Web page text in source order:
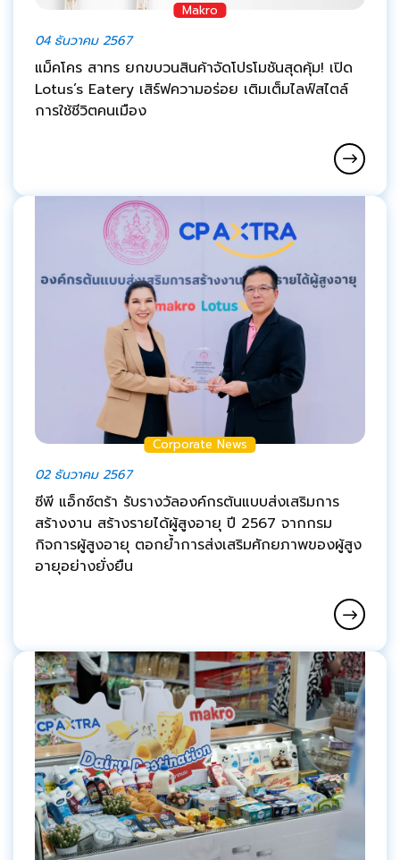
Makro
04 ธันวาคม 2567
แม็คโคร สาทร ยกขบวนสินค้าจัดโปรโมชันสุดคุ้ม! เปิด
Lotus’s Eatery เสิร์ฟความอร่อย เติมเต็มไลฟ์สไตล์
การใช้ชีวิตคนเมือง
Corporate News
02 ธันวาคม 2567
ซีพี แอ็กซ์ตร้า รับรางวัลองค์กรต้นแบบส่งเสริมการ
สร้างงาน สร้างรายได้ผู้สูงอายุ ปี 2567 จากกรม
กิจการผู้สูงอายุ ตอกย้ำการส่งเสริมศักยภาพของผู้สูง
อายุอย่างยั่งยืน